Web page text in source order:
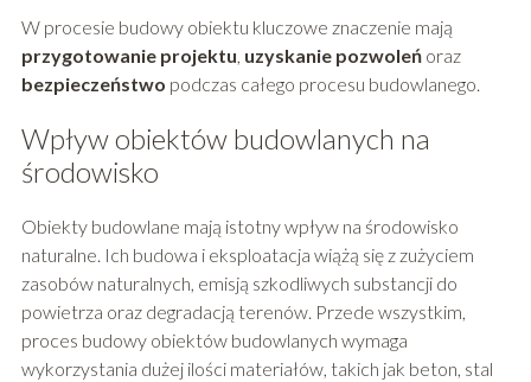
W procesie budowy obiektu kluczowe znaczenie mają
przygotowanie projektu, uzyskanie pozwoleńoraz
bezpieczeństwo podczas całego procesu budowlanego.
Wpływ obiektów budowlanych na
środowisko
Obiekty budowlane mają istotny wpływ na środowisko
naturalne. Ich budowa i eksploatacja wiążą się z zużyciem
zasobów naturalnych, emisją szkodliwych substancji do
powietrza oraz degradacją terenów. Przede wszystkim,
proces budowy obiektów budowlanych wymaga
wykorzystania dużej ilości materiałów, takich jak beton, stal